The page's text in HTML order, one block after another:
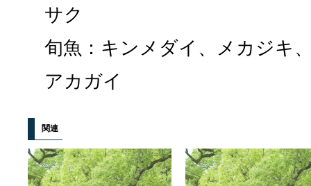
サク
旬魚：キンメダイ、メカジキ
アカガイ
関連